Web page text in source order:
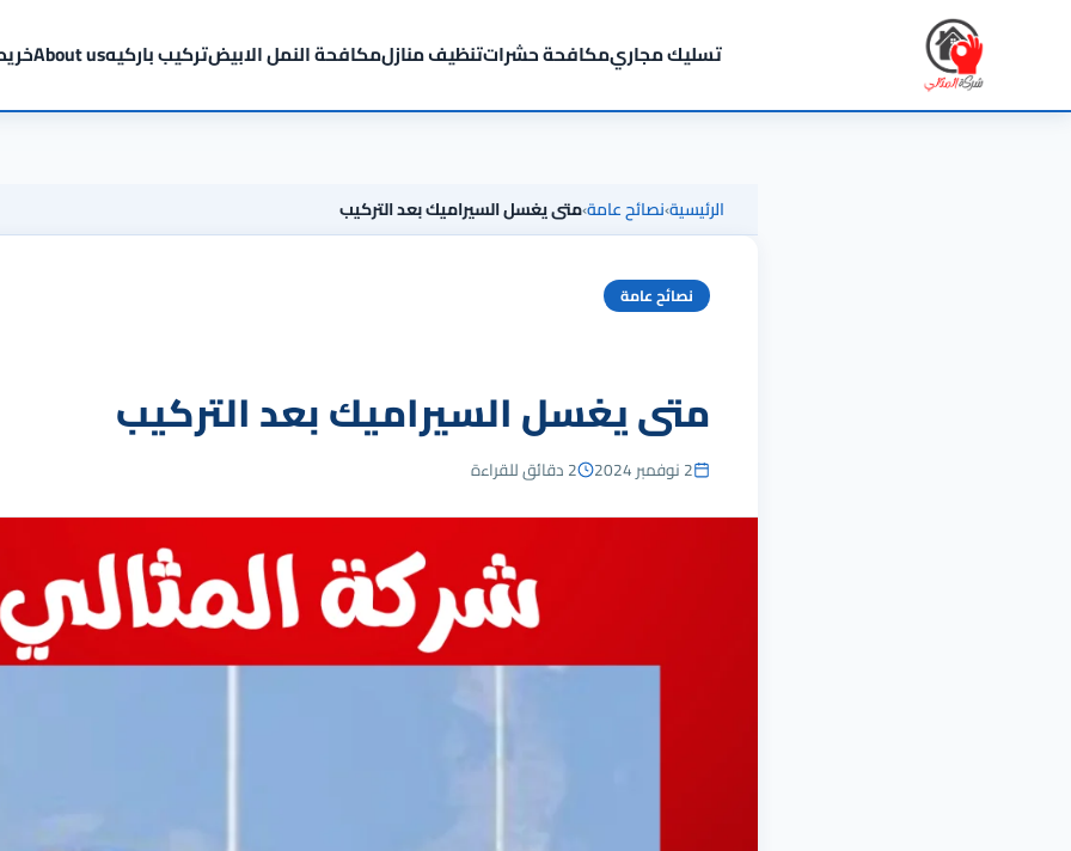
تسليك مجاريمكافحة حشراتتنظيف منازلمكافحة النمل الابيضتركيب باركيهAbout us
الرئيسية›نصائح عامة›متى يغسل السيراميك بعد التركيب
نصائح عامة
متى يغسل السيراميك بعد التركيب
2 نوفمبر 2024 2 دقائق للقراءة